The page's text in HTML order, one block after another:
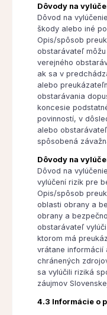
Dôvody na
Dôvod na
škody alebo iné
Opis/spôsob
obstarávateľ
verejného
ak sa v
alebo
obstarávania
koncesie
povinností, v
alebo
spôsobená
Dôvody na
Dôvod na
vylúčení rizík pre
Opis/spôsob
oblasti obrany a
obrany a
obstarávateľ
ktorom má
vrátane informácií
chránených
sa vylúčili riziká
záujmov
4.3 Informácie o